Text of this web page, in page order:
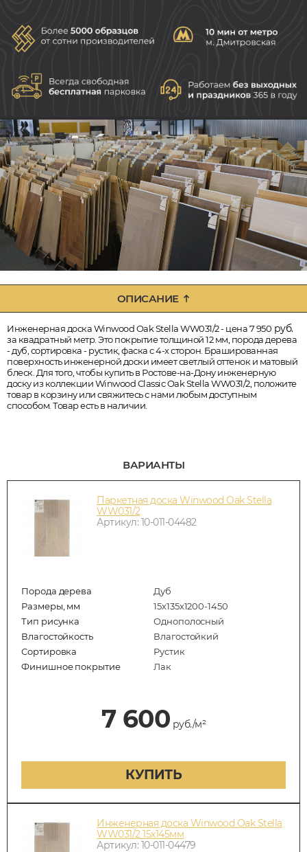
ОПИСАНИЕ
Инженерная доска Winwood Oak Stella WW031/2 - цена 7 950 руб.
за квадратный метр. Это покрытие толщиной 12 мм, порода дерева
- дуб, сортировка - рустик, фаска с 4-х сторон. Брашированная
поверхность инженерной доски имеет светлый оттенок и матовый
блеск. Для того, чтобы купить в Ростове-на-Дону инженерную
доску из коллекции Winwood Classic Oak Stella WW031/2, положите
товар в корзину или свяжитесь с нами любым доступным
способом. Товар есть в наличии.
ВАРИАНТЫ
Паркетная доска Winwood Oak Stella
WW031/2
Артикул: 10-011-04482
Порода дерева
Дуб
Размеры, мм
15х135х1200-1450
Тип рисунка
Однополосный
Влагостойкость
Влагостойкий
Сортировка
Рустик
Финишное покрытие
Лак
7 600 руб./м²
КУПИТЬ
Инженерная доска Winwood Oak Stella
WW031/2 15х145мм
Артикул: 10-011-04479